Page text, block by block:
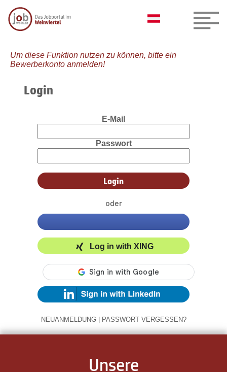
Um diese Funktion nutzen zu können, bitte ein
Bewerberkonto anmelden!
Login
E-Mail
Passwort
oder
Log in with XING
NEUANMELDUNG | PASSWORT VERGESSEN?
Unsere